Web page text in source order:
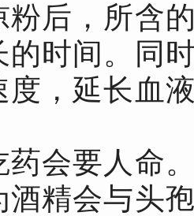
粉后，所含
的时间。同
度，延长血
要人命。
酒精会与头